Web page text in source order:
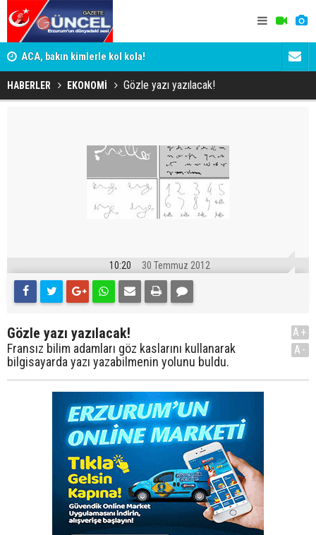
ACA, bakın kimlerle kol kola!
HABERLER EKONOMİ Gözle yazı yazılacak!
10:20 30 Temmuz 2012
Gözle yazı yazılacak!
Fransız bilim adamları göz kaslarını kullanarak
bilgisayarda yazı yazabilmenin yolunu buldu.
A+
A-